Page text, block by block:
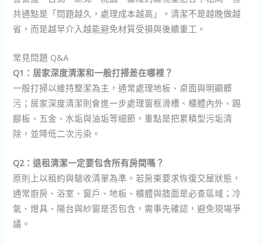
共通點是「問題越久，處理成本越高」。清潔不是越晚做越
省，而是越早介入越能避免材質受損與後續重工。
常見問題 Q&A
Q1：居家深度清潔和一般打掃差在哪裡？
一般打掃以維持整潔為主，通常處理地板、桌面與明顯髒
污；居家深度清潔則會進一步處理窗框滑槽、櫃體內外、踢
腳板、五金、水垢與油垢等細節，重點是把累積型污垢清
除，並降低二次污染。
Q2：退租清潔一定要包含所有房間嗎？
原則上以租約與驗收清單為準。若房東要求恢復交屋狀態，
通常廚房、浴室、窗戶、地板、櫃體與牆面是必查區域；冷
氣、燈具、陽台與紗窗是否包含，需事先確認，避免現場爭
議。